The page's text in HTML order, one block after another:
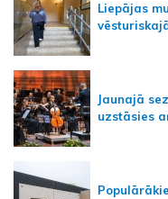
Liepājas
Jaunajā
uzstāsies